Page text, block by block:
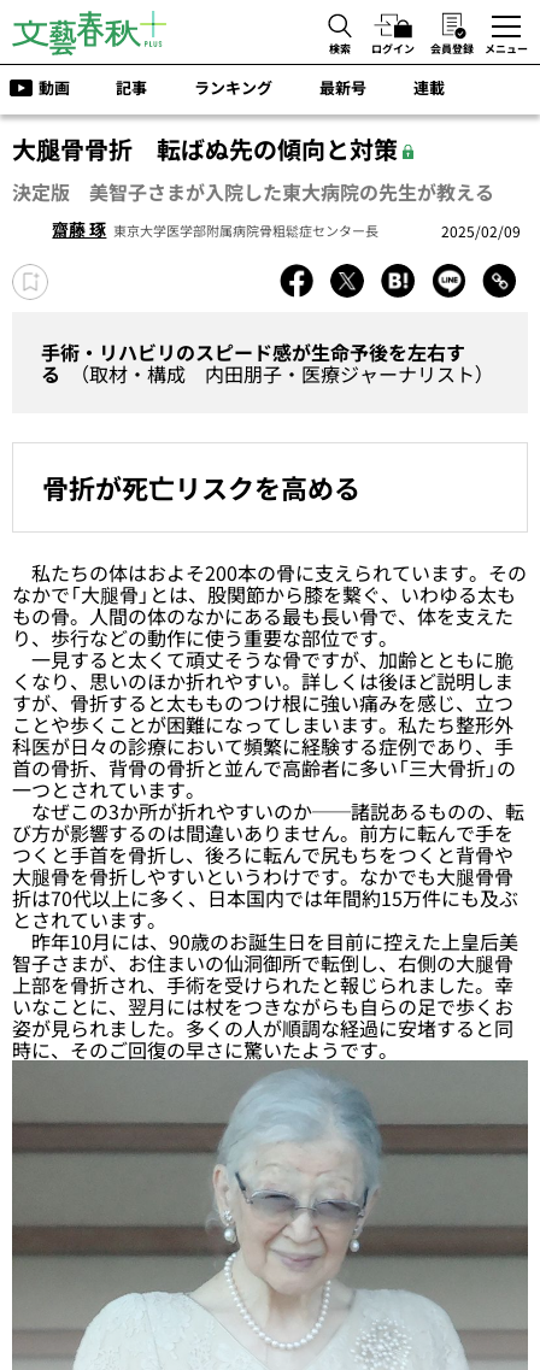
検索 ログイン 会員登録 メニュー
動画 記事 ランキング 最新号 連載
大腿骨骨折 転ばぬ先の傾向と対策
決定版 美智子さまが入院した東大病院の先生が教える
齋藤 琢 東京大学医学部附属病院骨粗鬆症センター長 2025/02/09
手術・リハビリのスピード感が生命予後を左右す
る （取材・構成 内田朋子・医療ジャーナリスト）
骨折が死亡リスクを高める
私たちの体はおよそ200本の骨に支えられています。その
なかで「大腿骨」とは、股関節から膝を繋ぐ、いわゆる太も
もの骨。人間の体のなかにある最も長い骨で、体を支えた
り、歩行などの動作に使う重要な部位です。
一見すると太くて頑丈そうな骨ですが、加齢とともに脆
くなり、思いのほか折れやすい。詳しくは後ほど説明しま
すが、骨折すると太もものつけ根に強い痛みを感じ、立つ
ことや歩くことが困難になってしまいます。私たち整形外
科医が日々の診療において頻繁に経験する症例であり、手
首の骨折、背骨の骨折と並んで高齢者に多い「三大骨折」の
一つとされています。
なぜこの3か所が折れやすいのか──諸説あるものの、転
び方が影響するのは間違いありません。前方に転んで手を
つくと手首を骨折し、後ろに転んで尻もちをつくと背骨や
大腿骨を骨折しやすいというわけです。なかでも大腿骨骨
折は70代以上に多く、日本国内では年間約15万件にも及ぶ
とされています。
昨年10月には、90歳のお誕生日を目前に控えた上皇后美
智子さまが、お住まいの仙洞御所で転倒し、右側の大腿骨
上部を骨折され、手術を受けられたと報じられました。幸
いなことに、翌月には杖をつきながらも自らの足で歩くお
姿が見られました。多くの人が順調な経過に安堵すると同
時に、そのご回復の早さに驚いたようです。